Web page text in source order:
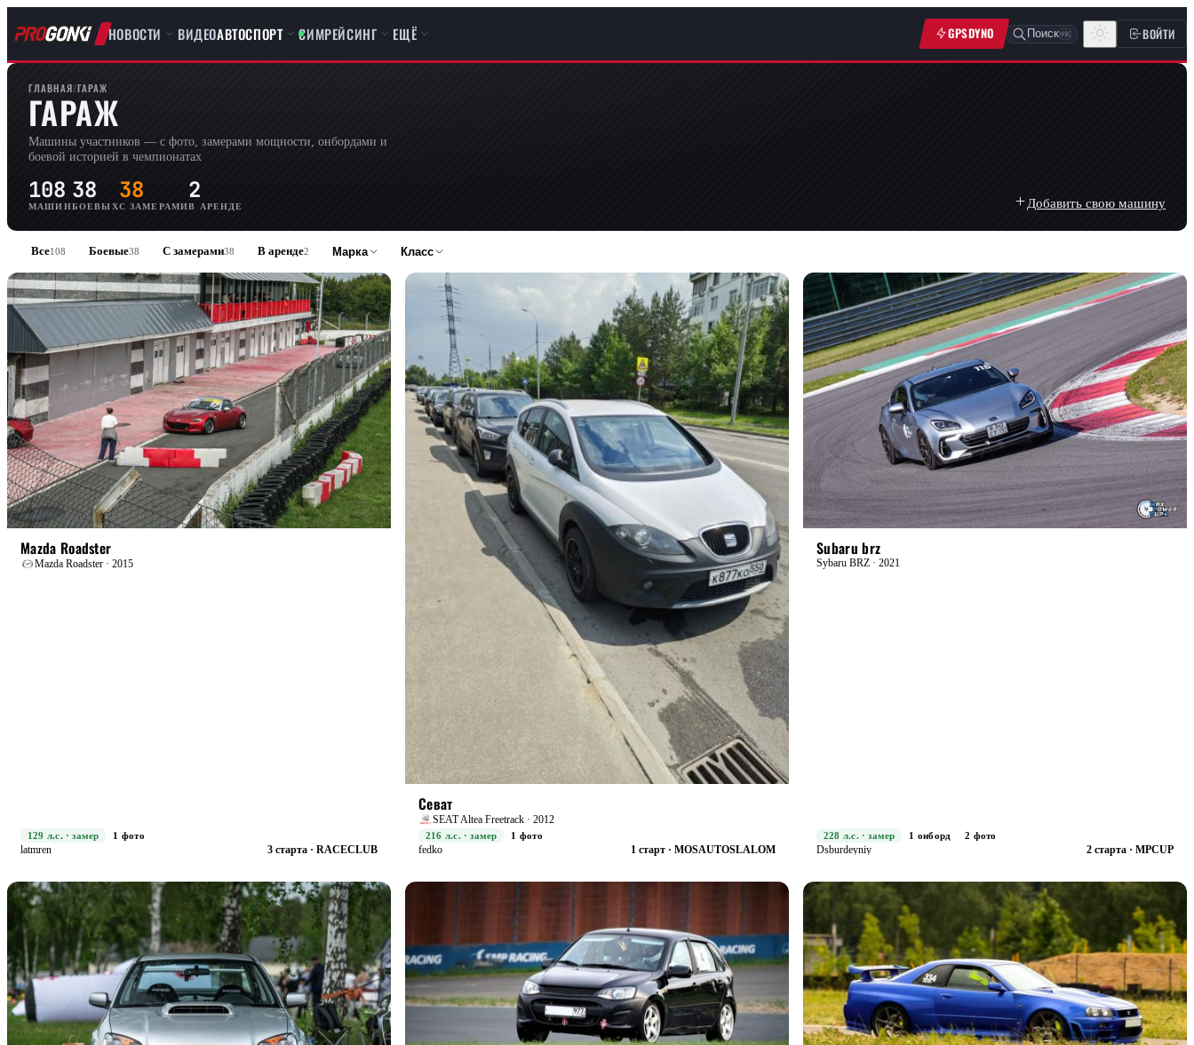
НОВОСТИ ВИДЕОАВТОСПОРТ СИМРЕЙСИНГ ЕЩЁ GPSDYNO Поиск⌘K ВОЙТИ
ГЛАВНАЯ/ГАРАЖ
ГАРАЖ
Машины участников — с фото, замерами мощности, онбордами и
боевой историей в чемпионатах
108
МАШИН
38
БОЕВЫХ
38
С ЗАМЕРАМИ
2
В АРЕНДЕ Добавить свою машину
Все108 Боевые38 С замерами38 В аренде2 Марка Класс
Mazda Roadster
Mazda Roadster · 2015
129 л.с. · замер
1 фото
latmren
3 старта · RACECLUB
Севат
SEAT Altea Freetrack · 2012
216 л.с. · замер
1 фото
fedko
1 старт · MOSAUTOSLALOM
Subaru brz
Sybaru BRZ · 2021
228 л.с. · замер 1 онборд
2 фото
Dsburdeyniy
2 старта · MPCUP